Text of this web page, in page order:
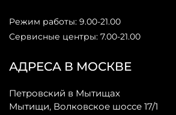
АДРЕСА В МОСКВЕ
Петровский в Мытищах
Мытищи, Волковское шоссе 17/1
Режим работы: 9.00-21.00
Сервисные центры: 7.00-21.00